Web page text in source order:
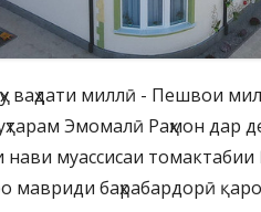
ваҳдати миллӣ - Пешвои
Эмомалӣ Раҳмон дар
муассисаи
мавриди баҳрабардорӣ